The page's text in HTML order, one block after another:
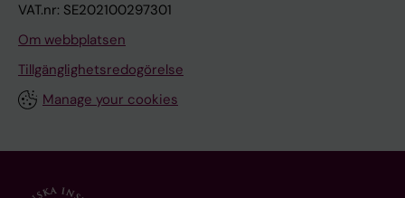
VAT.nr: SE202100297301
Om webbplatsen
Tillgänglighetsredogörelse
Manage your cookies